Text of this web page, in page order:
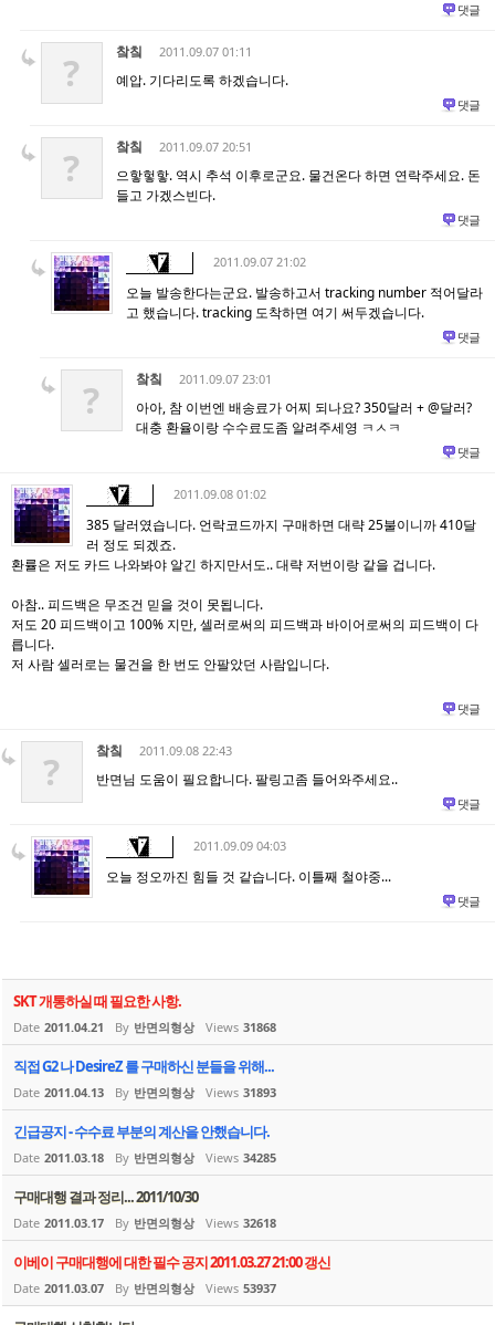
댓글
? 챀칰 2011.09.07 01:11
예압. 기다리도록 하겠습니다.
댓글
? 챀칰 2011.09.07 20:51
으핳헣핳. 역시 추석 이후로군요. 물건온다 하면 연락주세요. 돈
들고 가겠스빈다.
댓글
2011.09.07 21:02
오늘 발송한다는군요. 발송하고서 tracking number 적어달라
고 했습니다. tracking 도착하면 여기 써두겠습니다.
댓글
? 챀칰 2011.09.07 23:01
아아, 참 이번엔 배송료가 어찌 되나요? 350달러 + @달러?
대충 환율이랑 수수료도좀 알려주세영 ㅋㅅㅋ
댓글
2011.09.08 01:02
385 달러였습니다. 언락코드까지 구매하면 대략 25불이니까 410달
러 정도 되겠죠.
환률은 저도 카드 나와봐야 알긴 하지만서도.. 대략 저번이랑 같을 겁니다.
아참.. 피드백은 무조건 믿을 것이 못됩니다.
저도 20 피드백이고 100% 지만, 셀러로써의 피드백과 바이어로써의 피드백이 다
릅니다.
저 사람 셀러로는 물건을 한 번도 안팔았던 사람입니다.
댓글
? 챀칰 2011.09.08 22:43
반면님 도움이 필요합니다. 팔링고좀 들어와주세요..
댓글
2011.09.09 04:03
오늘 정오까진 힘들 것 같습니다. 이틀째 철야중...
댓글
SKT 개통하실 때 필요한 사항.
Date 2011.04.21 By 반면의형상 Views 31868
직접 G2 나 DesireZ 를 구매하신 분들을 위해...
Date 2011.04.13 By 반면의형상 Views 31893
긴급공지 - 수수료 부분의 계산을 안했습니다.
Date 2011.03.18 By 반면의형상 Views 34285
구매대행 결과 정리... 2011/10/30
Date 2011.03.17 By 반면의형상 Views 32618
이베이 구매대행에 대한 필수 공지 2011.03.27 21:00 갱신
Date 2011.03.07 By 반면의형상 Views 53937